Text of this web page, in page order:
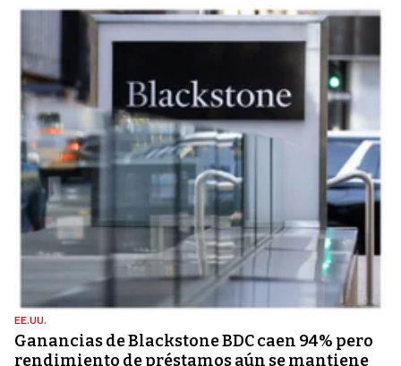
EE.UU.
Ganancias de Blackstone BDC caen 94% pero
rendimiento de préstamos aún se mantiene